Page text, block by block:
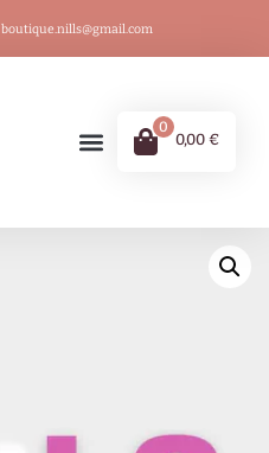
boutique.nills@gmail.com
0
0,00 €